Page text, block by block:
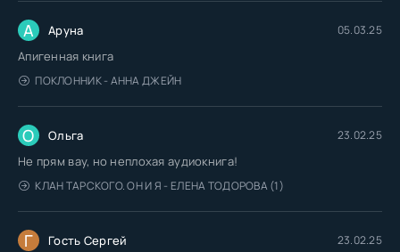
А Аруна 05.03.25
Апигенная книга
ПОКЛОННИК - АННА ДЖЕЙН
О Ольга 23.02.25
Не прям вау, но неплохая аудиокнига!
КЛАН ТАРСКОГО. ОН И Я - ЕЛЕНА ТОДОРОВА (1)
Г Гость Сергей 23.02.25